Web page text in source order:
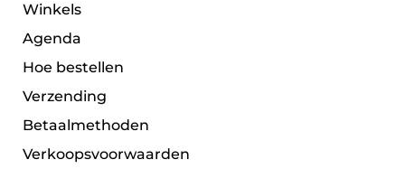
Winkels
Agenda
Hoe bestellen
Verzending
Betaalmethoden
Verkoopsvoorwaarden